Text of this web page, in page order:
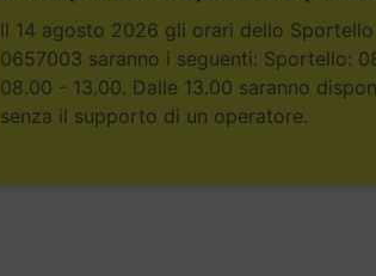
Il 14 agosto 2026 gli orari dello
0657003 saranno i seguenti: Sportello:
08.00 - 13.00. Dalle 13.00 saranno
senza il supporto di un operatore.